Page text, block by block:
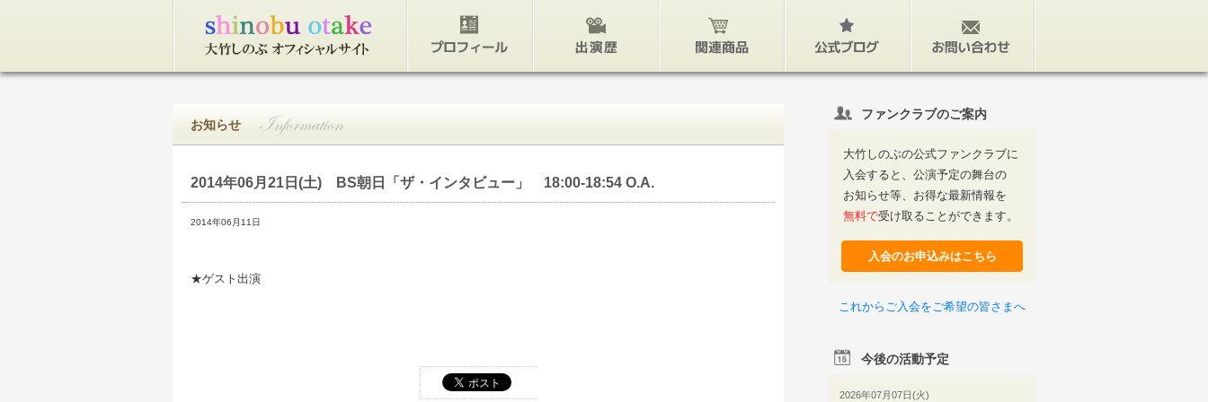
お知らせ
2014年06月21日(土) BS朝日「ザ・インタビュー」 18:00-18:54 O.A.
2014年06月11日
★ゲスト出演
ファンクラブのご案内
大竹しのぶの公式ファンクラブに
入会すると、公演予定の舞台の
お知らせ等、お得な最新情報を
無料で受け取ることができます。
入会のお申込みはこちら
これからご入会をご希望の皆さまへ
今後の活動予定
2026年07月07日(火)